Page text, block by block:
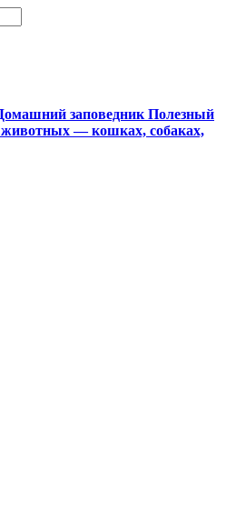
заповедник Полезный
— кошках, собаках,